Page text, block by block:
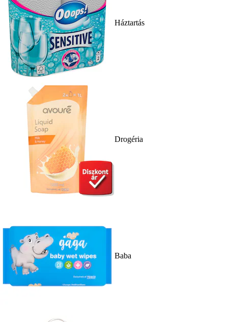
Háztartás
Drogéria
Baba